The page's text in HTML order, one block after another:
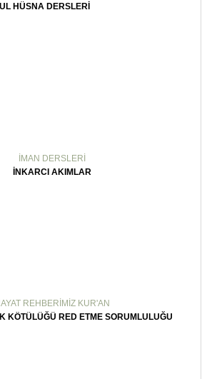
HÜSNA DERSLERI
İMAN DERSLERI
İNKARCI AKIMLAR
REHBERIMIZ KUR'AN
KÖTÜLÜĞÜ RED ETME SORUMLULUĞU